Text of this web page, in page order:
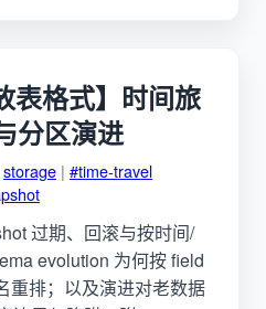
表格式】时间旅
分区演进
storage | #time-travel
过期、回滚与按时间/
evolution 为何按 field
重排；以及演进对老数据